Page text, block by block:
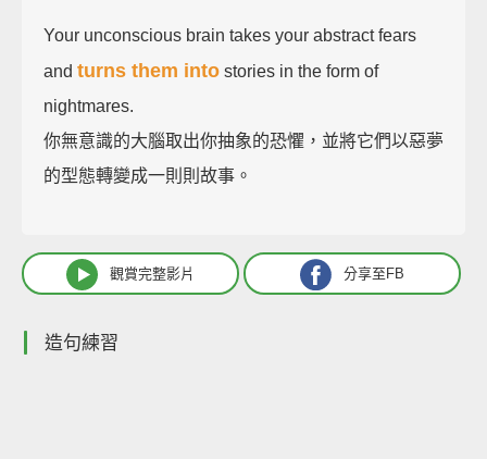
Your unconscious brain takes your abstract fears
and turns them into stories in the form of
nightmares.
你無意識的大腦取出你抽象的恐懼，並將它們以惡夢
的型態轉變成一則則故事。
觀賞完整影片 分享至FB
造句練習